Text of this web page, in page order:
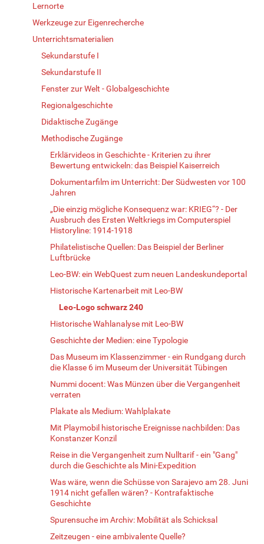
Lernorte
Werkzeuge zur Eigenrecherche
Unterrichtsmaterialien
Sekundarstufe I
Sekundarstufe II
Fenster zur Welt - Globalgeschichte
Regionalgeschichte
Didaktische Zugänge
Methodische Zugänge
Erklärvideos in Geschichte - Kriterien zu ihrer
Bewertung entwickeln: das Beispiel Kaiserreich
Dokumentarfilm im Unterricht: Der Südwesten vor 100
Jahren
„Die einzig mögliche Konsequenz war: KRIEG“? - Der
Ausbruch des Ersten Weltkriegs im Computerspiel
Historyline: 1914-1918
Philatelistische Quellen: Das Beispiel der Berliner
Luftbrücke
Leo-BW: ein WebQuest zum neuen Landeskundeportal
Historische Kartenarbeit mit Leo-BW
Leo-Logo schwarz 240
Historische Wahlanalyse mit Leo-BW
Geschichte der Medien: eine Typologie
Das Museum im Klassenzimmer - ein Rundgang durch
die Klasse 6 im Museum der Universität Tübingen
Nummi docent: Was Münzen über die Vergangenheit
verraten
Plakate als Medium: Wahlplakate
Mit Playmobil historische Ereignisse nachbilden: Das
Konstanzer Konzil
Reise in die Vergangenheit zum Nulltarif - ein "Gang"
durch die Geschichte als Mini-Expedition
Was wäre, wenn die Schüsse von Sarajevo am 28. Juni
1914 nicht gefallen wären? - Kontrafaktische
Geschichte
Spurensuche im Archiv: Mobilität als Schicksal
Zeitzeugen - eine ambivalente Quelle?